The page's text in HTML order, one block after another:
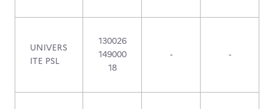
UNIVERS
ITE PSL
130026
149000
18
- -